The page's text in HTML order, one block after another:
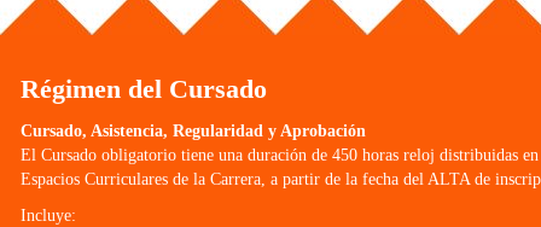
Régimen del Cursado
Cursado, Asistencia, Regularidad y Aprobación
El Cursado obligatorio tiene una duración de 450 horas reloj distribuidas
Espacios Curriculares de la Carrera, a partir de la fecha del ALTA de
Incluye: